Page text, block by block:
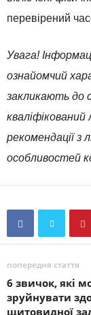
перевірений
Увага!
ознайомчий
закликають до
рекомендації з
особливостей
попередня стаття
6 звичок, які
зруйнувати
щитовидної